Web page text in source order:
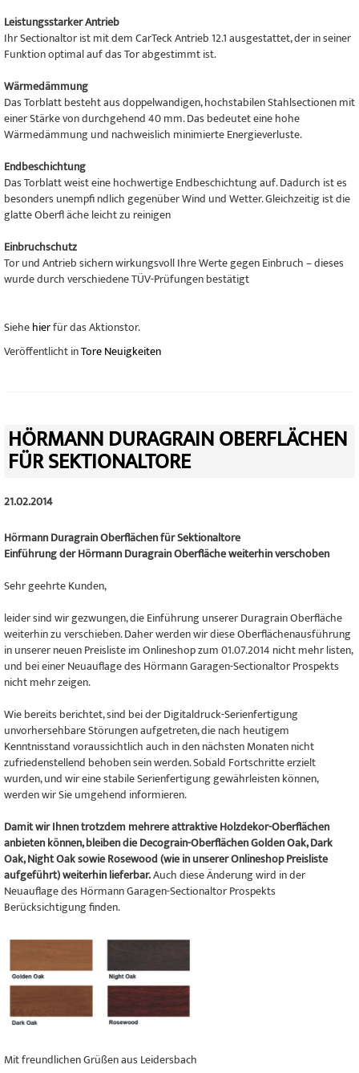
Leistungsstarker Antrieb
Ihr Sectionaltor ist mit dem CarTeck Antrieb 12.1 ausgestattet, der in seiner
Funktion optimal auf das Tor abgestimmt ist.
Wärmedämmung
Das Torblatt besteht aus doppelwandigen, hochstabilen Stahlsectionen mit
einer Stärke von durchgehend 40 mm. Das bedeutet eine hohe
Wärmedämmung und nachweislich minimierte Energieverluste.
Endbeschichtung
Das Torblatt weist eine hochwertige Endbeschichtung auf. Dadurch ist es
besonders unempfi ndlich gegenüber Wind und Wetter. Gleichzeitig ist die
glatte Oberfl äche leicht zu reinigen
Einbruchschutz
Tor und Antrieb sichern wirkungsvoll Ihre Werte gegen Einbruch – dieses
wurde durch verschiedene TÜV-Prüfungen bestätigt
Siehehierfür das Aktionstor.
Veröffentlicht inTore Neuigkeiten
HÖRMANN DURAGRAIN OBERFLÄCHEN
FÜR SEKTIONALTORE
21.02.2014
Hörmann Duragrain Oberflächen für Sektionaltore
Einführung der Hörmann Duragrain Oberfläche weiterhin verschoben
Sehr geehrte Kunden,
leider sind wir gezwungen, die Einführung unserer Duragrain Oberfläche
weiterhin zu verschieben. Daher werden wir diese Oberflächenausführung
in unserer neuen Preisliste im Onlineshop zum 01.07.2014 nicht mehr listen,
und bei einer Neuauflage des Hörmann Garagen-Sectionaltor Prospekts
nicht mehr zeigen.
Wie bereits berichtet, sind bei der Digitaldruck-Serienfertigung
unvorhersehbare Störungen aufgetreten, die nach heutigem
Kenntnisstand voraussichtlich auch in den nächsten Monaten nicht
zufriedenstellend behoben sein werden. Sobald Fortschritte erzielt
wurden, und wir eine stabile Serienfertigung gewährleisten können,
werden wir Sie umgehend informieren.
Damit wir Ihnen trotzdem mehrere attraktive Holzdekor-Oberflächen
anbieten können, bleiben die Decograin-Oberflächen Golden Oak, Dark
Oak, Night Oak sowie Rosewood (wie in unserer Onlineshop Preisliste
aufgeführt) weiterhin lieferbar.Auch diese Änderung wird in der
Neuauflage des Hörmann Garagen-Sectionaltor Prospekts
Berücksichtigung finden.
Mit freundlichen Grüßen aus Leidersbach